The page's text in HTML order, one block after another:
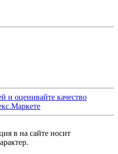
в на сайте носит